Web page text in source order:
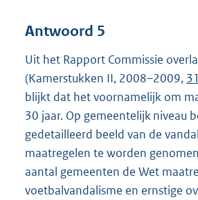
Antwoord 5
Uit het Rapport Commissie
(Kamerstukken II, 2008–2009,
blijkt dat het voornamelijk om
30 jaar. Op gemeentelijk niveau
gedetailleerd beeld van de
maatregelen te worden
aantal gemeenten de Wet
voetbalvandalisme en ernstige